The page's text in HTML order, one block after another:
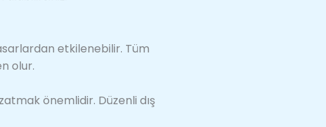
etkilenebilir. Tüm
olur.
önemlidir. Düzenli dış